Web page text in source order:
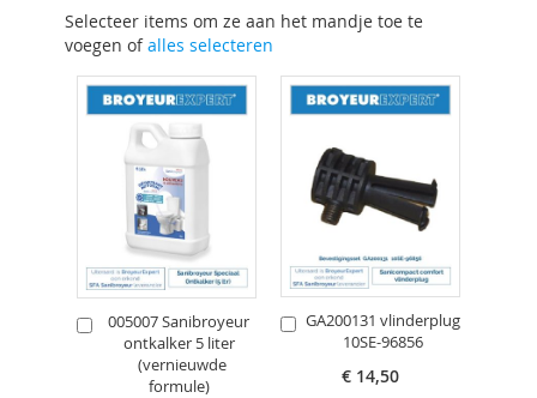
Selecteer items om ze aan het mandje toe te
voegen ofalles selecteren
005007 Sanibroyeur
ontkalker 5 liter
(vernieuwde
formule)
In
Winkelwagen
GA200131 vlinderplug
10SE-96856
€ 14,50
In
Winkelwagen